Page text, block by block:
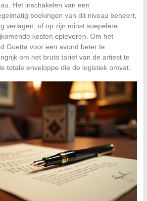
Het inschakelen van een
boekingen van dit niveau beheert,
verlagen, of op zijn minst soepelere
kosten opleveren. Om het
Guetta voor een avond beter te
om het bruto tarief van de artiest te
totale enveloppe die de logistiek omvat.